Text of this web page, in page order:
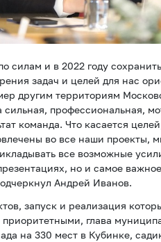
силам и в 2022 году
задач и целей для нас
другим территориям
профессиональная,
команда. Что касается
во все наши проекты,
все возможные
но и самое
Андрей Иванов.
запуск и реализация
глава
на 330 мест в Кубинке,